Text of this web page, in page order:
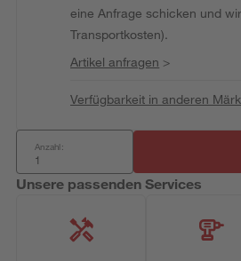
eine Anfrage schicken und
Transportkosten).
Artikel anfragen >
Verfügbarkeit in anderen
Anzahl:
Unsere passenden Services